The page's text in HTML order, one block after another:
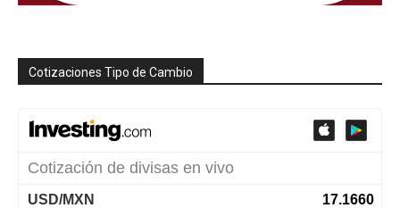
Cotizaciones Tipo de Cambio